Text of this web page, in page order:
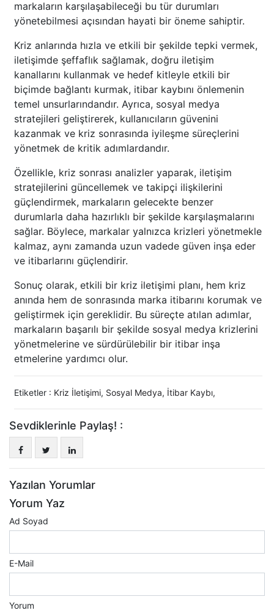
markaların karşılaşabileceği bu tür durumları
yönetebilmesi açısından hayati bir öneme sahiptir.
Kriz anlarında hızla ve etkili bir şekilde tepki vermek,
iletişimde şeffaflık sağlamak, doğru iletişim
kanallarını kullanmak ve hedef kitleyle etkili bir
biçimde bağlantı kurmak, itibar kaybını önlemenin
temel unsurlarındandır. Ayrıca, sosyal medya
stratejileri geliştirerek, kullanıcıların güvenini
kazanmak ve kriz sonrasında iyileşme süreçlerini
yönetmek de kritik adımlardandır.
Özellikle, kriz sonrası analizler yaparak, iletişim
stratejilerini güncellemek ve takipçi ilişkilerini
güçlendirmek, markaların gelecekte benzer
durumlarla daha hazırlıklı bir şekilde karşılaşmalarını
sağlar. Böylece, markalar yalnızca krizleri yönetmekle
kalmaz, aynı zamanda uzun vadede güven inşa eder
ve itibarlarını güçlendirir.
Sonuç olarak, etkili bir kriz iletişimi planı, hem kriz
anında hem de sonrasında marka itibarını korumak ve
geliştirmek için gereklidir. Bu süreçte atılan adımlar,
markaların başarılı bir şekilde sosyal medya krizlerini
yönetmelerine ve sürdürülebilir bir itibar inşa
etmelerine yardımcı olur.
Etiketler : Kriz İletişimi, Sosyal Medya, İtibar Kaybı,
Sevdiklerinle Paylaş! :
Yazılan Yorumlar
Yorum Yaz
Ad Soyad
E-Mail
Yorum